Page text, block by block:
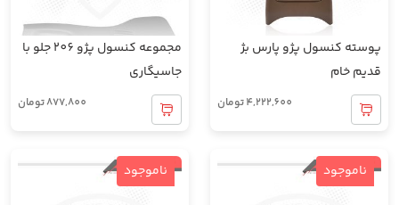
پوسته کنسول پژو پارس بژ
قدیم خام
4,222,600تومان
مجموعه کنسول پژو 206 جلو با
جاسیگاری
877,800تومان
ناموجود ناموجود